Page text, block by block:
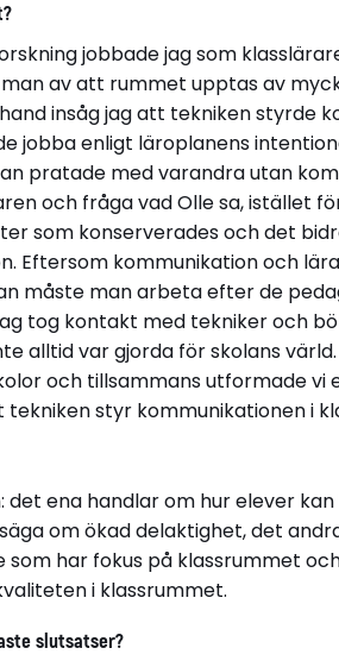
vardag: en aktionsforsknings-
jobbade jag som
av att rummet upptas av
insåg jag att tekniken styrde
jobba enligt läroplanens
pratade med varandra utan
och fråga vad Olle sa, istället
som konserverades och det
Eftersom kommunikation och
måste man arbeta efter de
tog kontakt med tekniker och
alltid var gjorda för skolans
och tillsammans utformade
styr kommunikationen i
det ena handlar om hur elever
om ökad delaktighet, det
har fokus på klassrummet
i klassrummet.
slutsatser?